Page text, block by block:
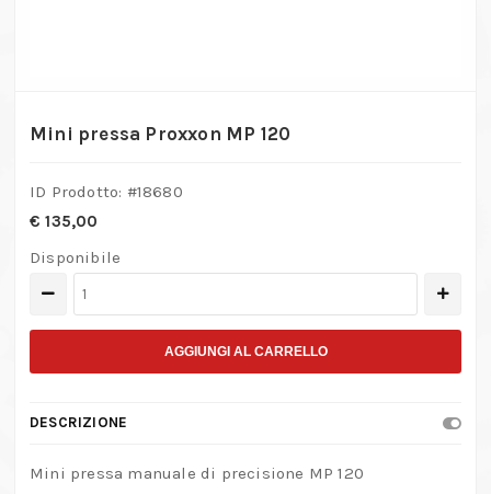
Mini pressa Proxxon MP 120
ID Prodotto: #18680
€ 135,00
Disponibile
pressa
MP
quantità
AGGIUNGI AL CARRELLO
DESCRIZIONE
Mini pressa manuale di precisione MP 120